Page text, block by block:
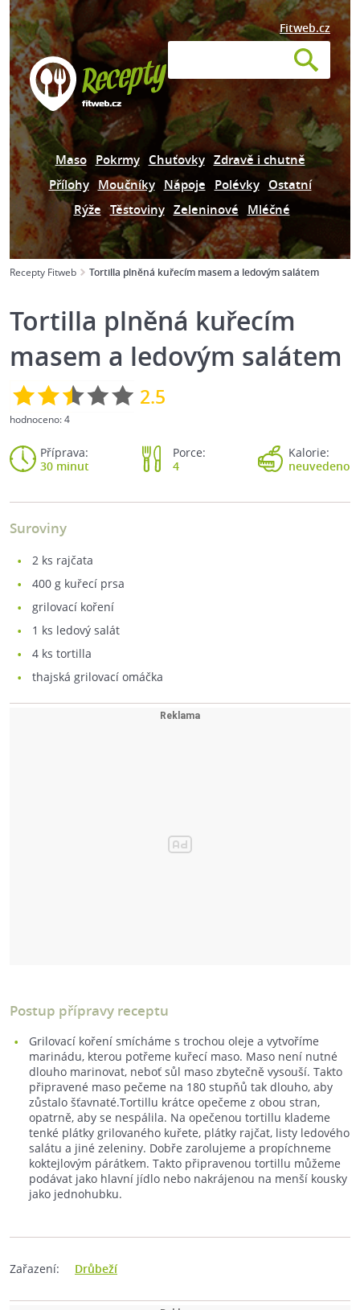
Fitweb.cz
Maso Pokrmy Chuťovky Zdravě i chutně
Přílohy Moučníky Nápoje Polévky Ostatní
Rýže Těstoviny Zeleninové Mléčné
Recepty Fitweb Tortilla plněná kuřecím masem a ledovým salátem
Tortilla plněná kuřecím
masem a ledovým salátem
2.5
hodnoceno:4
Příprava:
30 minut
Porce:
4
Kalorie:
neuvedeno
Suroviny
2 ks rajčata
400 g kuřecí prsa
grilovací koření
1 ks ledový salát
4 ks tortilla
thajská grilovací omáčka
Postup přípravy receptu
Grilovací koření smícháme s trochou oleje a vytvoříme
marinádu, kterou potřeme kuřecí maso. Maso není nutné
dlouho marinovat, neboť sůl maso zbytečně vysouší. Takto
připravené maso pečeme na 180 stupňů tak dlouho, aby
zůstalo šťavnaté.Tortillu krátce opečeme z obou stran,
opatrně, aby se nespálila. Na opečenou tortillu klademe
tenké plátky grilovaného kuřete, plátky rajčat, listy ledového
salátu a jiné zeleniny. Dobře zarolujeme a propíchneme
koktejlovým párátkem. Takto připravenou tortillu můžeme
podávat jako hlavní jídlo nebo nakrájenou na menší kousky
jako jednohubku.
Zařazení: Drůbeží